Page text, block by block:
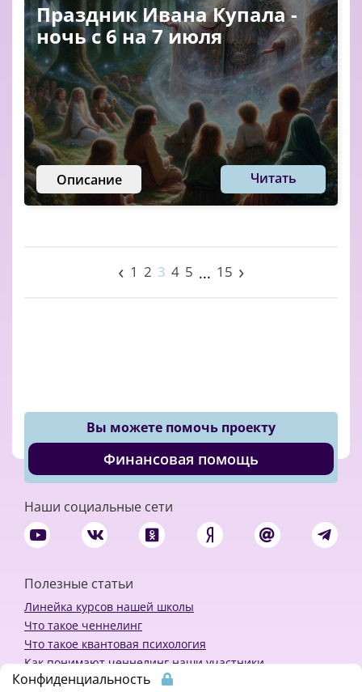
Праздник Ивана Купала -
ночь с 6 на 7 июля
Описание Читать
‹ 1 2 3 4 5 ... 15 ›
Вы можете помочь проекту
Финансовая помощь
Наши социальные сети
Полезные статьи
Линейка курсов нашей школы
Что такое ченнелинг
Что такое квантовая психология
Как понимают ченнелинг наши участники
Политика конфиденциальности
Конфиденциальность